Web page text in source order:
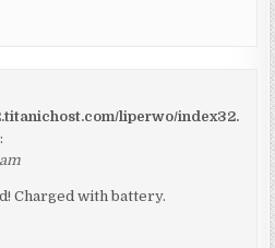
liperwo/index32.
Charged with battery.